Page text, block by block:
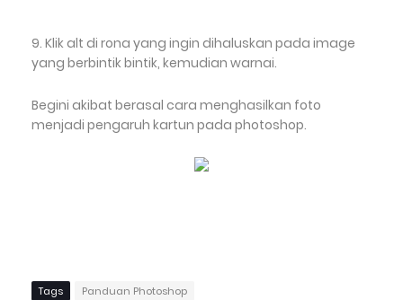
9. Klik alt di rona yang ingin dihaluskan pada image
yang berbintik bintik, kemudian warnai.
Begini akibat berasal cara menghasilkan foto
menjadi pengaruh kartun pada photoshop.
Tags Panduan Photoshop